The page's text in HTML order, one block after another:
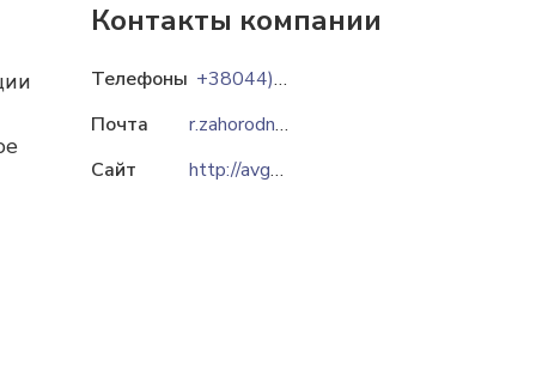
Контакты компании
Телефоны
+38044)247-42-37
Почта
r.zahorodniy@avgust.com.ua
Сайт
http://avgust.com.ua